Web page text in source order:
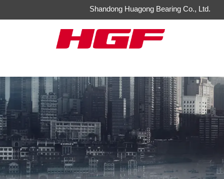
Shandong Huagong Bearing Co., Ltd.